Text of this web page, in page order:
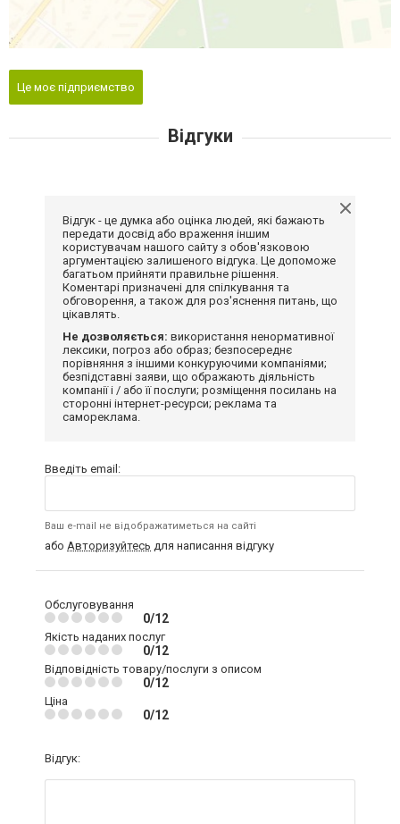
Це моє підприємство
Відгуки
Відгук - це думка або оцінка людей, які бажають
передати досвід або враження іншим
користувачам нашого сайту з обов'язковою
аргументацією залишеного відгука. Це допоможе
багатьом прийняти правильне рішення.
Коментарі призначені для спілкування та
обговорення, а також для роз'яснення питань, що
цікавлять.
Не дозволяється: використання ненормативної
лексики, погроз або образ; безпосереднє
порівняння з іншими конкуруючими компаніями;
безпідставні заяви, що ображають діяльність
компанії і / або її послуги; розміщення посилань на
сторонні інтернет-ресурси; реклама та
самореклама.
Введіть email:
Ваш e-mail не відображатиметься на сайті
або Авторизуйтесь для написання відгуку
Обслуговування
0/12
Якість наданих послуг
0/12
Відповідність товару/послуги з описом
0/12
Ціна
0/12
Відгук: